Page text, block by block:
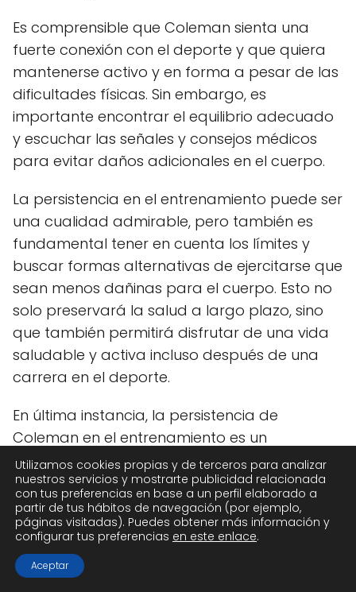
Es comprensible que Coleman sienta una
fuerte conexión con el deporte y que quiera
mantenerse activo y en forma a pesar de las
dificultades físicas. Sin embargo, es
importante encontrar el equilibrio adecuado
y escuchar las señales y consejos médicos
para evitar daños adicionales en el cuerpo.
La persistencia en el entrenamiento puede ser
una cualidad admirable, pero también es
fundamental tener en cuenta los límites y
buscar formas alternativas de ejercitarse que
sean menos dañinas para el cuerpo. Esto no
solo preservará la salud a largo plazo, sino
que también permitirá disfrutar de una vida
saludable y activa incluso después de una
carrera en el deporte.
En última instancia, la persistencia de
Coleman en el entrenamiento es un
testimonio de su mentalidad competitiva y su
determinación. Sin embargo, también nos
recuerda la importancia de cuidar de
nuestra propia salud y bienestar, y encontrar
un equilibrio entre la pasión por el
entrenamiento y la necesidad de preservar
Utilizamos cookies propias y de terceros para analizar
nuestros servicios y mostrarte publicidad relacionada
con tus preferencias en base a un perfil elaborado a
partir de tus hábitos de navegación (por ejemplo,
páginas visitadas). Puedes obtener más información y
configurar tus preferencias en este enlace.
Aceptar